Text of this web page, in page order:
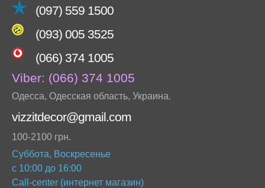
(097) 559 1500
(093) 005 3525
(066) 374 1005
Viber: (066) 374 1005
Одесса, Одесская область, Украина.
vizzitdecor@gmail.com
100-2100 грн.
Суббота, Воскресенье
с 10:00 до 16:00
Call-center (интернет магазин)